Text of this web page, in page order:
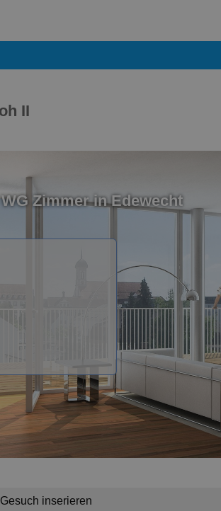
II
Zimmer in Edewecht
Gesuch inserieren